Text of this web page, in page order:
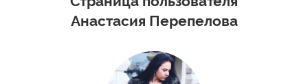
Анастасия Перепелова